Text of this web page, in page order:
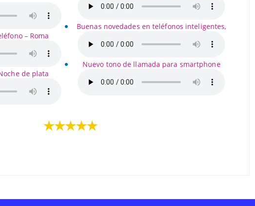
– Roma
de plata
Buenas novedades en teléfonos inteligentes,
Nuevo tono de llamada para smartphone
★★★★★